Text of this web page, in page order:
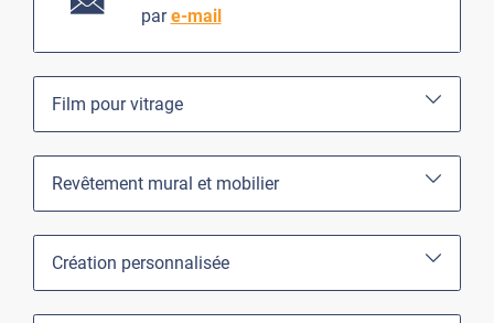
pare-mail
Film pour vitrage
Revêtement mural et mobilier
Création personnalisée